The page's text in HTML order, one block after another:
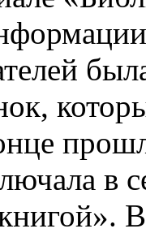
в